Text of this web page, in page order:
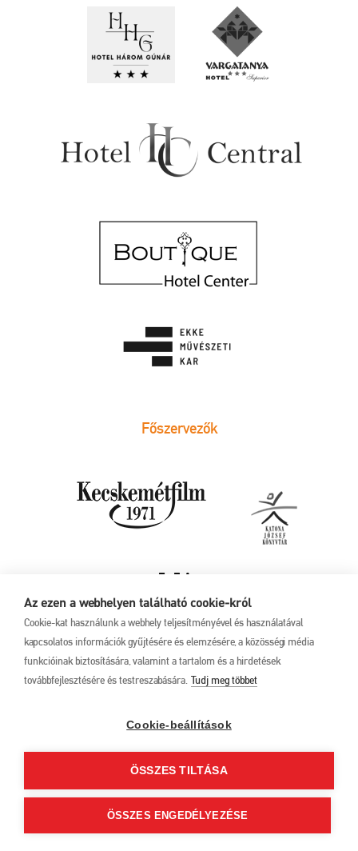
Az ezen a webhelyen található cookie-król
Cookie-kat használunk a webhely teljesítményével és használatával
kapcsolatos információk gyűjtésére és elemzésére, a közösségi média
funkcióinak biztosítására, valamint a tartalom és a hirdetések
továbbfejlesztésére és testreszabására. Tudj meg többet
Cookie-beállítások
ÖSSZES TILTÁSA
ÖSSZES ENGEDÉLYEZÉSE
Főszervezők
17. Kecskeméti
június 1.
Ferenc u. 21.
+36 76 481 788
Adatkezelési tájékoztató